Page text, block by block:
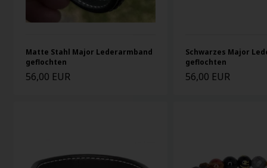
Matte Stahl Major Lederarmband
geflochten
56,00 EUR
Schwarzes Major
geflochten
56,00 EUR